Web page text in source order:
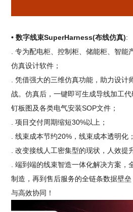
• 数字线束SuperHarness(布线仿真):
. 专为配电柜、控制柜、储能柜、智
仿真设计软件；
. 凭借强大的三维仿真功能，助力设
战。仿真后，一键即可生成导线加工
钉板图及各类电气安装SOP文件；
. 项目交付周期缩短30%以上；
. 线束成本节约20%，线束成本透明化；
. 改变接线人工密集型的现状，人效提
. 端到端的线束智造一体化解决方案
制造，再到售后服务的全链条数据壁
与高效协同！